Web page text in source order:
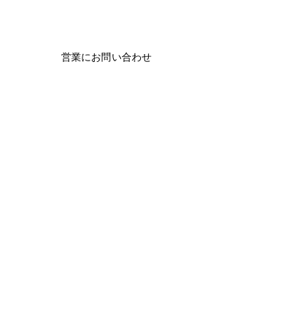
営業にお問い合わせ